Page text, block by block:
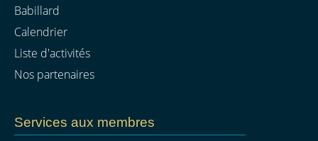
Babillard
Calendrier
Liste d'activités
Nos partenaires
Services aux membres